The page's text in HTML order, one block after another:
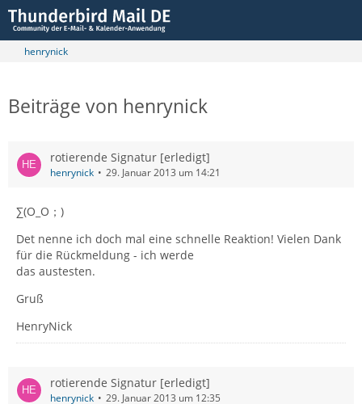
henrynick
Beiträge von henrynick
rotierende Signatur [erledigt]
henrynick 29. Januar 2013 um 14:21
∑(O_O；)
Det nenne ich doch mal eine schnelle Reaktion! Vielen Dank
für die Rückmeldung - ich werde
das austesten.
Gruß
HenryNick
rotierende Signatur [erledigt]
henrynick 29. Januar 2013 um 12:35